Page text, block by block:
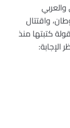
واقتتال
كتبتها منذ
الإجابة: